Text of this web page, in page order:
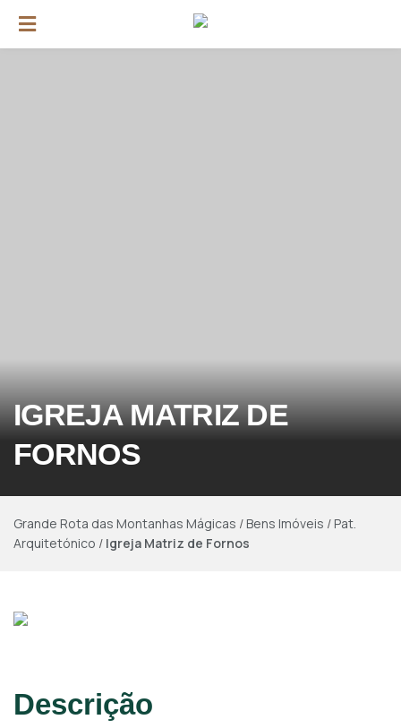
IGREJA MATRIZ DE
FORNOS
Grande Rota das Montanhas Mágicas /Bens Imóveis /Pat.
Arquitetónico / Igreja Matriz de Fornos
Descrição